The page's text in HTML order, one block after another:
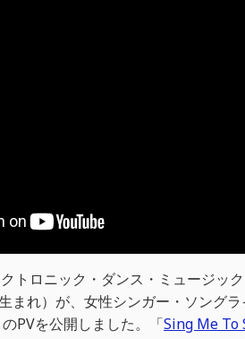
トロニック・ダンス・ミュージッ
まれ）が、女性シンガー・ソング
PVを公開しました。「Sing Me To